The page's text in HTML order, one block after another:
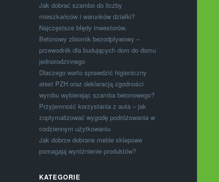
Jak dobrać szambo do liczby
mieszkańców i warunków działki?
Najczęstsze błędy inwestorów.
Betonowy zbiornik bezodpływowy –
przewodnik dla budujących dom do domu
jednorodzinnego
Dlaczego warto sprawdzić higieniczny
atest PZH oraz deklaracją zgodności
wyrobu wybierając szamba betonowego?
Przyjemność korzystania z auta – jak
zoptymalizować wygodę podróżowania w
codziennym użytkowaniu
Jak dobrze dobrane meble sklepowe
pomagają wyróżnienie produktów?
KATEGORIE